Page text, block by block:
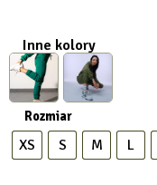
Inne kolory
Rozmiar
XS S M L